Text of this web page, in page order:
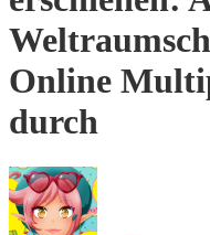
Online
durch